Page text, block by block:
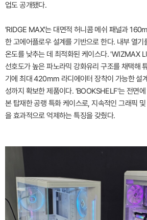
업도 공개됐다.
'RIDGE MAX'는 대면적 허니콤 메쉬 패널과
한 고에어플로우 설계를 기반으로 한다. 내부 열기
온도를 낮추는 데 최적화된 케이스다. 'WIZMAX
선호도가 높은 파노라믹 강화유리 구조를 채택해
기에 최대 420mm 라디에이터 장착이 가능한 설
성까지 확보한 제품이다. 'BOOKSHELF'는 전면
본 탑재한 공랭 특화 케이스로, 지속적인 그래픽
을 효과적으로 억제하는 특징을 갖췄다.